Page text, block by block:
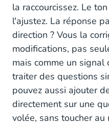
la raccourcissez. Le
l'ajustez. La réponse
direction ? Vous la
modifications, pas
mais comme un
traiter des questions
pouvez aussi ajouter
directement sur une
volée, sans toucher